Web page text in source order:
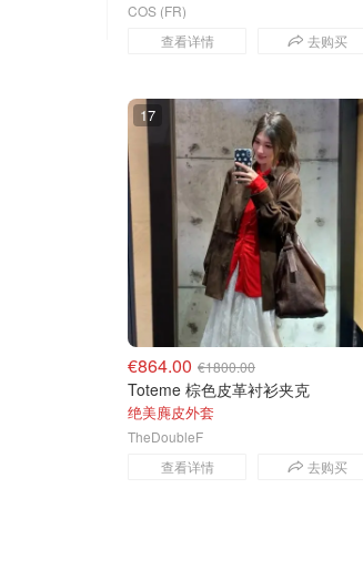
查看详情 去购买
COS (FR)
17
€864.00 €1800.00
Toteme 棕色皮革衬衫夹克
绝美麂皮外套
查看详情 去购买
TheDoubleF